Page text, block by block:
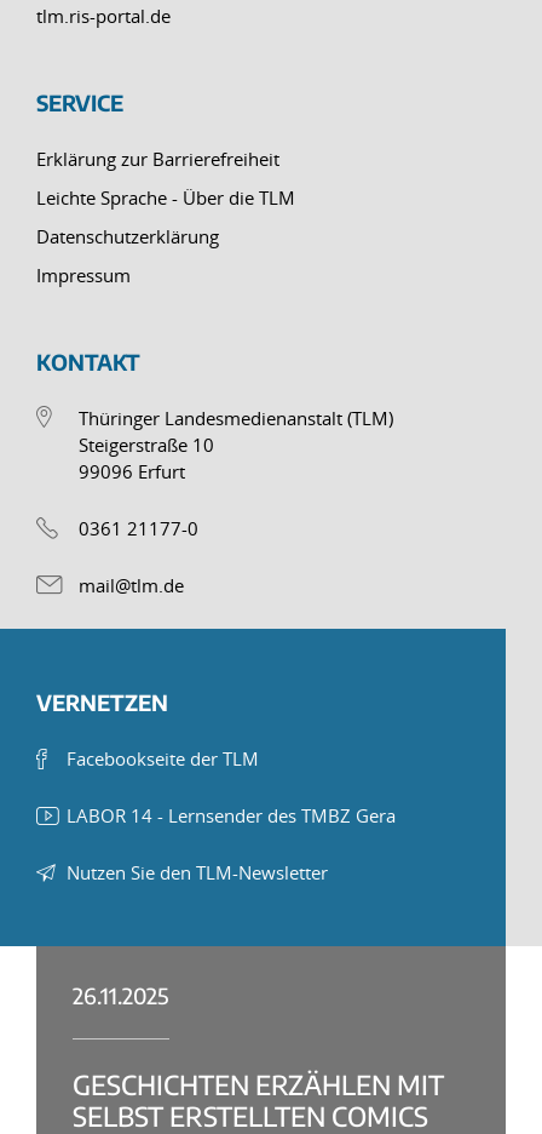
tlm.ris-portal.de
SERVICE
Erklärung zur Barrierefreiheit
Leichte Sprache - Über die TLM
Datenschutzerklärung
Impressum
KONTAKT
Thüringer Landesmedienanstalt (TLM)
Steigerstraße 10
99096 Erfurt
0361 21177-0
mail@tlm.de
VERNETZEN
Facebookseite der TLM
LABOR 14 - Lernsender des TMBZ Gera
Nutzen Sie den TLM-Newsletter
26.11.2025
GESCHICHTEN ERZÄHLEN MIT
SELBST ERSTELLTEN COMICS